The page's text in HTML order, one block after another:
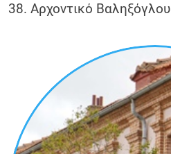
38. Αρχοντικό Βαληξόγλου